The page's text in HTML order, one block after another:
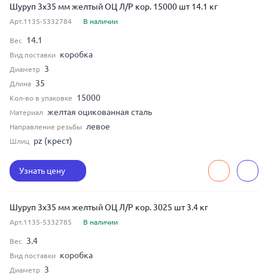
Шуруп 3x35 мм желтый ОЦ Л/Р кор. 15000 шт 14.1 кг
Арт.1135-5332784 В наличии
Вес 14.1
Вид поставки коробка
Диаметр 3
Длина 35
Кол-во в упаковке 15000
Материал желтая оцикованная сталь
Направление резьбы левое
Шлиц pz (крест)
Узнать цену
Шуруп 3x35 мм желтый ОЦ Л/Р кор. 3025 шт 3.4 кг
Арт.1135-5332785 В наличии
Вес 3.4
Вид поставки коробка
Диаметр 3